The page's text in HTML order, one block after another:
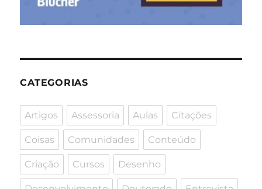
CATEGORIAS
Artigos Assessoria Aulas Citações
Coisas Comunidades Conteúdo
Criação Cursos Desenho